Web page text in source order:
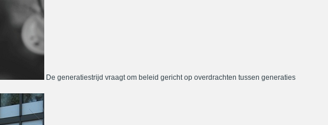
De generatiestrijd vraagt om beleid gericht op overdrachten tussen generaties